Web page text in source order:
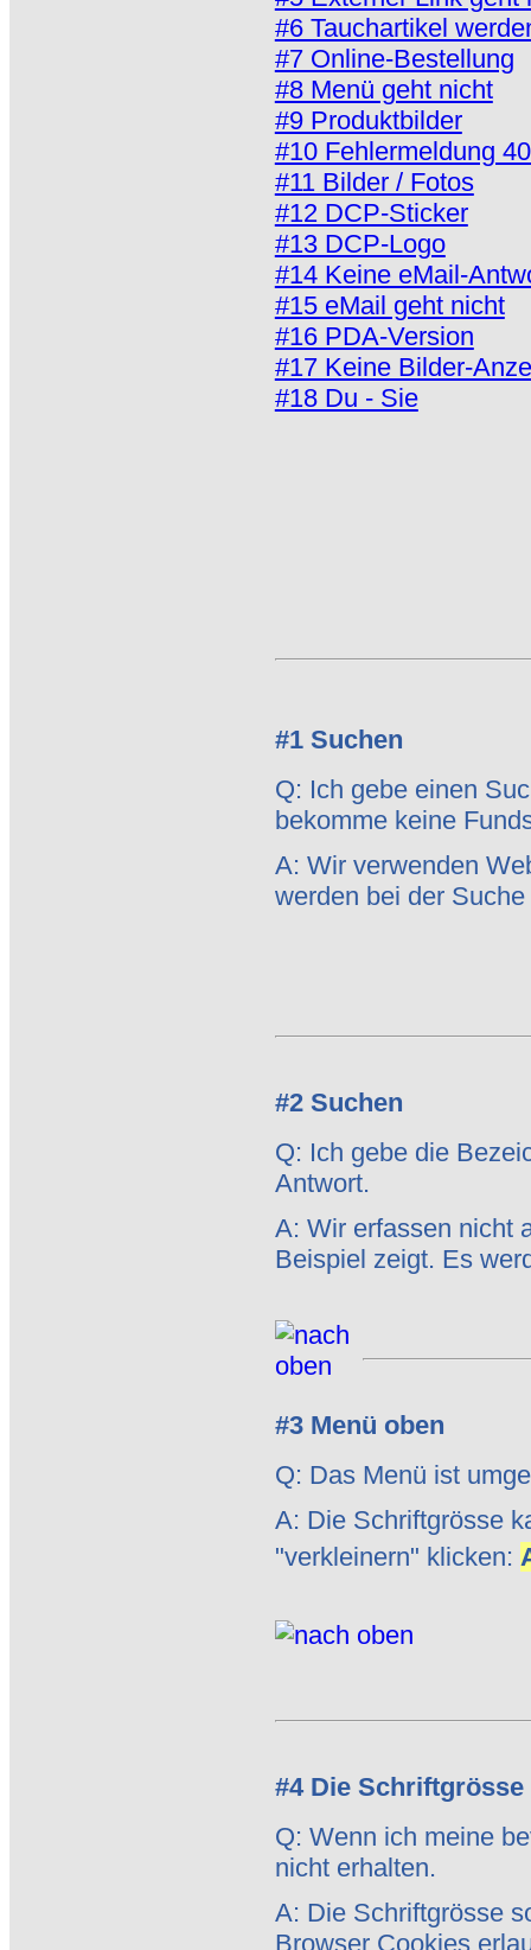
#6 Tauchartikel
#7 Online-Bestellung
#8 Menü geht nicht
#9 Produktbilder
#10 Fehlermeldung
#11 Bilder / Fotos
#12 DCP-Sticker
#13 DCP-Logo
#14 Keine eMail-
#15 eMail geht nicht
#16 PDA-Version
#17 Keine Bilder-
#18 Du - Sie
#1 Suchen
Q: Ich gebe einen
bekomme keine
A: Wir verwenden
werden bei der
#2 Suchen
Q: Ich gebe die
Antwort.
A: Wir erfassen nicht
Beispiel zeigt. Es
#3 Menü oben
Q: Das Menü ist
A: Die Schriftgrösse
"verkleinern" klicken:
#4 Die
Q: Wenn ich meine
nicht erhalten.
A: Die Schriftgrösse
Browser Cookies